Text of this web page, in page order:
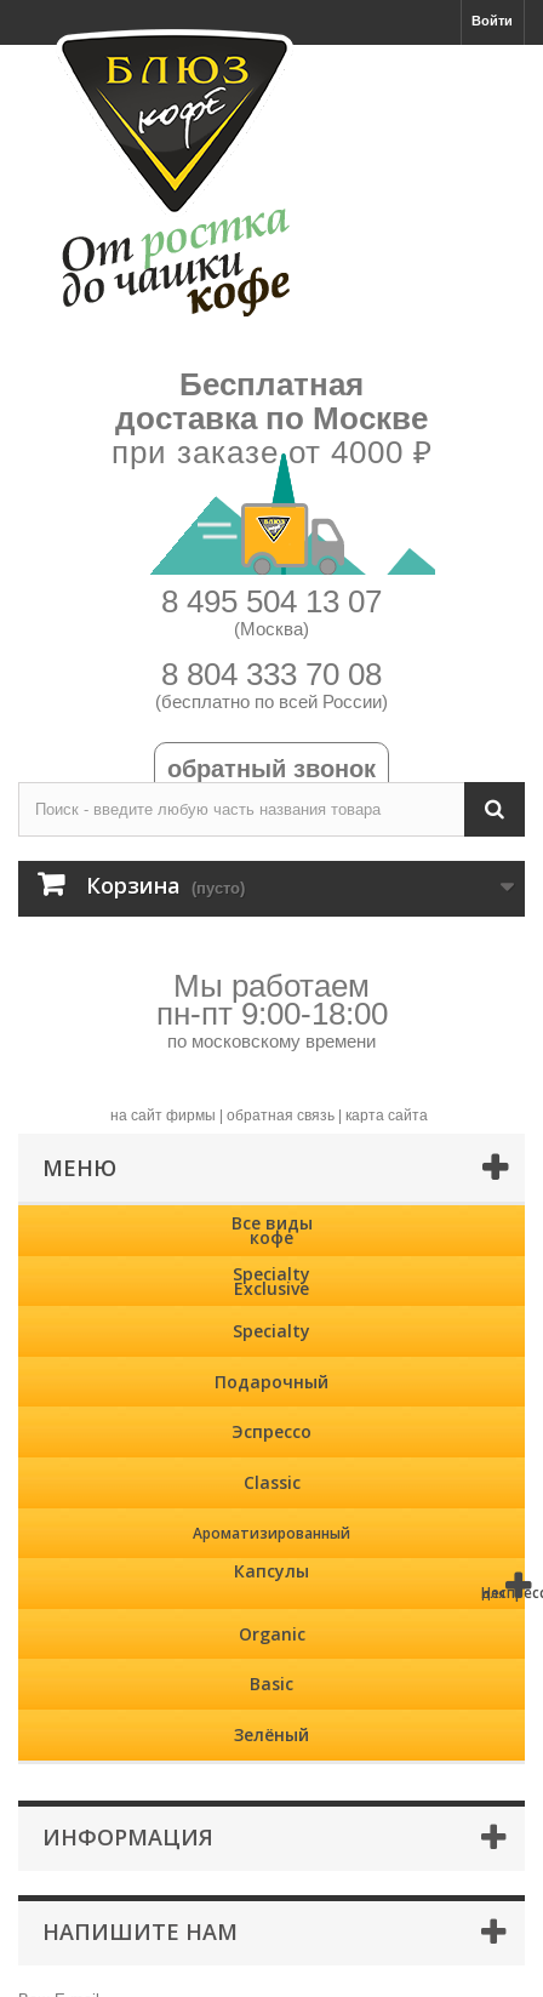
Войти
Бесплатная
доставка по Москве
при заказе от 4000 ₽
8 495 504 13 07
(Москва)
8 804 333 70 08
(бесплатно по всей России)
обратный звонок
Корзина (пусто)
Мы работаем
пн-пт 9:00-18:00
по московскому времени
на сайт фирмы обратная связь карта сайта
МЕНЮ
Все виды
кофе
Specialty
Exclusive
Specialty
Подарочный
Эспрессо
Classic
Ароматизированный
Капсулы
для
Organic
Basic
Зелёный
ИНФОРМАЦИЯ
НАПИШИТЕ НАМ